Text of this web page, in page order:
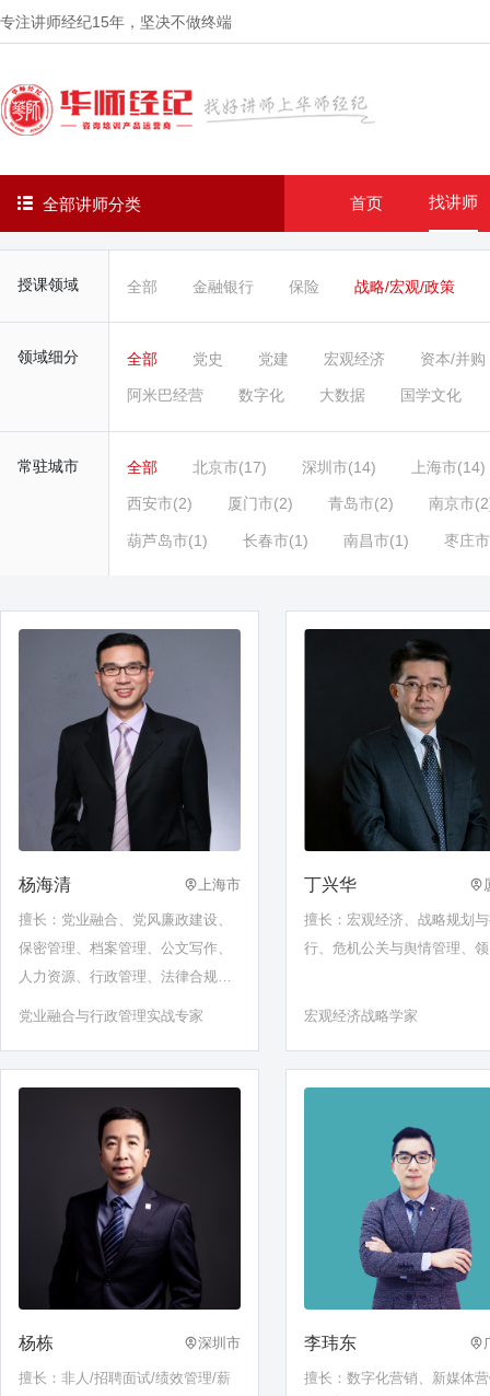
专注讲师经纪15年 ，坚决不做终端
全部讲师分类 首页 找讲师
授课领域 全部 金融银行 保险 战略/宏观/政策
领域细分 全部 党史 党建 宏观经济 资本/并购
阿米巴经营 数字化 大数据 国学文化
常驻城市 全部 北京市(17) 深圳市(14) 上海市(14)
西安市(2) 厦门市(2) 青岛市(2) 南京市
葫芦岛市(1) 长春市(1) 南昌市(1) 枣庄
杨海清 上海市
擅长：党业融合、党风廉政建设、
保密管理、档案管理、公文写作、
人力资源、行政管理、法律合规、
党业融合与行政管理实战专家
丁兴华
擅长：宏观经济、战略规划
行、危机公关与舆情管理、
宏观经济战略学家
杨栋 深圳市
擅长：非人/招聘面试/绩效管理/薪
李玮东
擅长：数字化营销、新媒体